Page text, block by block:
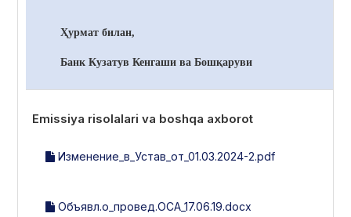
Ҳурмат билан,
Банк Кузатув Кенгаши ва Бошқаруви
Emissiya risolalari va boshqa axborot
Изменение_в_Устав_от_01.03.2024-2.pdf
Объявл.о_провед.ОСА_17.06.19.docx